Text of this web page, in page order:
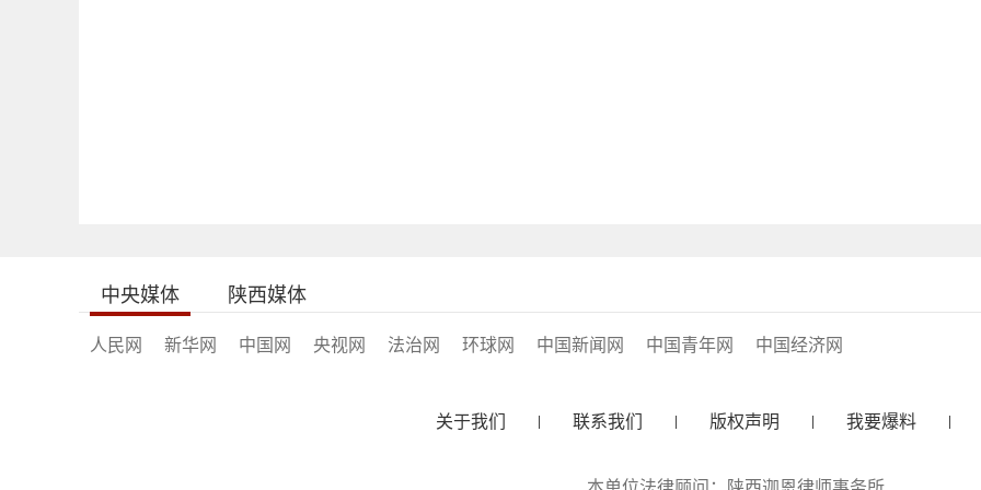
中央媒体 陕西媒体
人民网 新华网 中国网 央视网 法治网 环球网 中国新闻网 中国青年网 中国经济网
关于我们 联系我们 版权声明 我要爆料